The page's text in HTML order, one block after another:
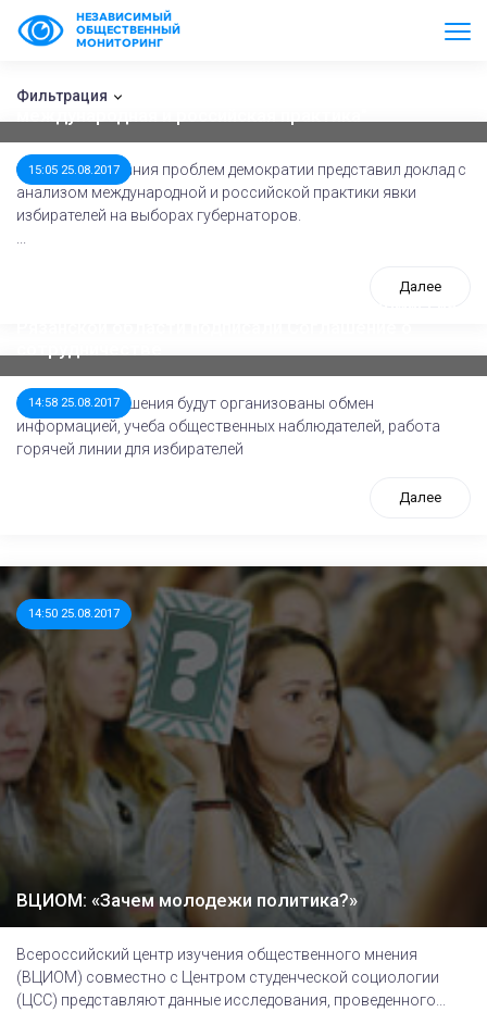
НЕЗАВИСИМЫЙ
ОБЩЕСТВЕННЫЙ
МОНИТОРИНГ
Фильтрация
15:05 25.08.2017
"Явка избирателей на выборах губернаторов:
Фонд исследования проблем демократии представил доклад с
анализом международной и российской практики явки
избирателей на выборах губернаторов.
...
Далее
14:58 25.08.2017
В рамках Соглашения будут организованы обмен
информацией, учеба общественных наблюдателей, работа
горячей линии для избирателей
Далее
14:50 25.08.2017
ВЦИОМ: «Зачем молодежи политика?»
Всероссийский центр изучения общественного мнения
(ВЦИОМ) совместно с Центром студенческой социологии
(ЦСС) представляют данные исследования, проведенного...